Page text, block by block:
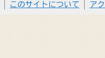
このサイトについて ア